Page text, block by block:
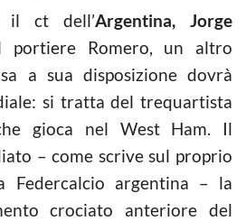
il ct dell’Argentina, Jorge
portiere Romero, un altro
a sua disposizione dovrà
si tratta del trequartista
gioca nel West Ham. Il
– come scrive sul proprio
Federcalcio argentina – la
crociato anteriore del